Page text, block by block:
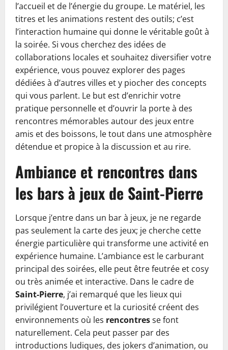
l’accueil et de l’énergie du groupe. Le matériel, les
titres et les animations restent des outils; c’est
l’interaction humaine qui donne le véritable goût à
la soirée. Si vous cherchez des idées de
collaborations locales et souhaitez diversifier votre
expérience, vous pouvez explorer des pages
dédiées à d’autres villes et y piocher des concepts
qui vous parlent. Le but est d’enrichir votre
pratique personnelle et d’ouvrir la porte à des
rencontres mémorables autour des jeux entre
amis et des boissons, le tout dans une atmosphère
détendue et propice à la discussion et au rire.
Ambiance et rencontres dans
les bars à jeux de Saint-Pierre
Lorsque j’entre dans un bar à jeux, je ne regarde
pas seulement la carte des jeux; je cherche cette
énergie particulière qui transforme une activité en
expérience humaine. L’ambiance est le carburant
principal des soirées, elle peut être feutrée et cosy
ou très animée et interactive. Dans le cadre de
Saint-Pierre, j’ai remarqué que les lieux qui
privilégient l’ouverture et la curiosité créent des
environnements où les rencontresse font
naturellement. Cela peut passer par des
introductions ludiques, des jokers d’animation, ou